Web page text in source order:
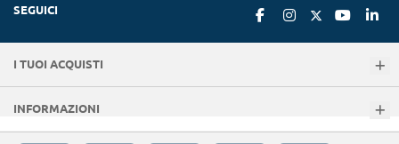
SEGUICI
I TUOI ACQUISTI
INFORMAZIONI